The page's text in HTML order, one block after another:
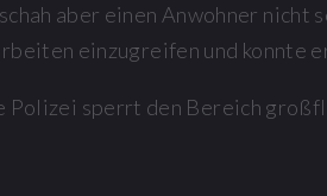
aber einen Anwohner nicht
einzugreifen und konnte
Polizei sperrt den Bereich